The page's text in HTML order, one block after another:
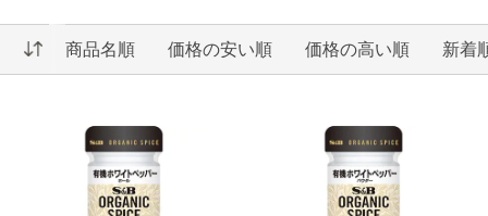
商品名順 価格の安い順 価格の高い順 新着